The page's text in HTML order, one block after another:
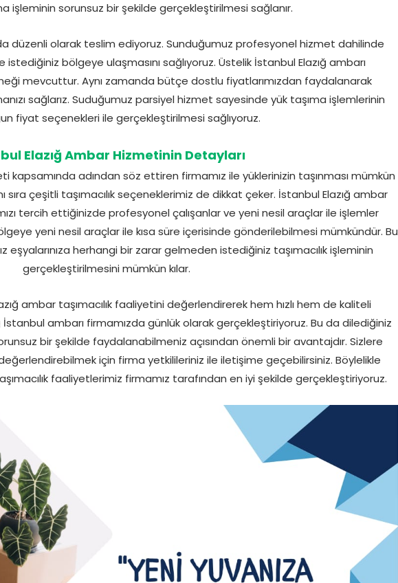
işleminin sorunsuz bir şekilde gerçekleştirilmesi sağlanır.
düzenli olarak teslim ediyoruz. Sunduğumuz profesyonel hizmet dahilinde
istediğiniz bölgeye ulaşmasını sağlıyoruz. Üstelik İstanbul Elazığ ambarı
mevcuttur. Aynı zamanda bütçe dostlu fiyatlarımızdan faydalanarak
sağlarız. Suduğumuz parsiyel hizmet sayesinde yük taşıma işlemlerinin
fiyat seçenekleri ile gerçekleştirilmesi sağlıyoruz.
Elazığ Ambar Hizmetinin Detayları
kapsamında adından söz ettiren firmamız ile yüklerinizin taşınması mümkün
sıra çeşitli taşımacılık seçeneklerimiz de dikkat çeker. İstanbul Elazığ ambar
tercih ettiğinizde profesyonel çalışanlar ve yeni nesil araçlar ile işlemler
yeni nesil araçlar ile kısa süre içerisinde gönderilebilmesi mümkündür. Bu
herhangi bir zarar gelmeden istediğiniz taşımacılık işleminin
gerçekleştirilmesini mümkün kılar.
ambar taşımacılık faaliyetini değerlendirerek hem hızlı hem de kaliteli
ambarı firmamızda günlük olarak gerçekleştiriyoruz. Bu da dilediğiniz
bir şekilde faydalanabilmeniz açısından önemli bir avantajdır. Sizlere
için firma yetkilileriniz ile iletişime geçebilirsiniz. Böylelikle
faaliyetlerimiz firmamız tarafından en iyi şekilde gerçekleştiriyoruz.